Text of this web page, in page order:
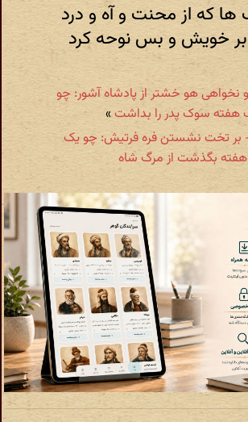
که از محنت و آه و درد
بر خویش و بس نوحه کرد
- خو نخواهی هو خشتر از پادشاه آشور: چو
هفته سوک پدر را بداشت»
۴ - بر تخت نشستن فره فرتیش: چو یک
هفته بگذشت از مرگ شاه